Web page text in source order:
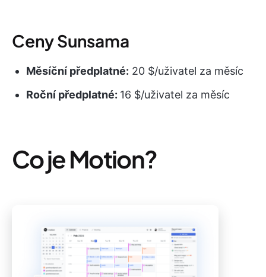
Ceny Sunsama
Měsíční předplatné: 20 $/uživatel za měsíc
Roční předplatné: 16 $/uživatel za měsíc
Co je Motion?